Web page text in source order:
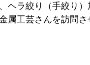
ヘラ絞り（手絞り
属工芸さんを訪問さ